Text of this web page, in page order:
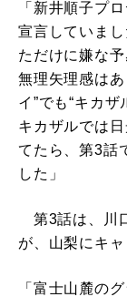
「新井順子プ
宣言していま
ただけに嫌な
無理矢理感はあ
イ”でも“キカザ
キカザルでは
てたら、第3話
した」
第3話は、川
が、山梨にキ
「富士山麓の